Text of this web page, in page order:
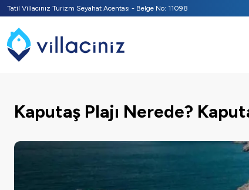
Tatil Villacınız Turizm Seyahat Acentası - Belge No: 11098
Kaputaş Plajı Nerede?